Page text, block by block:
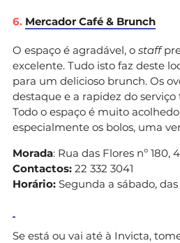
6. Mercador Café & Brunch
O espaço é agradável, o staff
excelente. Tudo isto faz deste
para um delicioso brunch. Os
destaque e a rapidez do
Todo o espaço é muito
especialmente os bolos, uma
Morada: Rua das Flores nº 180,
Contactos: 22 332 3041
Horário: Segunda a sábado,
Se está ou vai até à Invicta,